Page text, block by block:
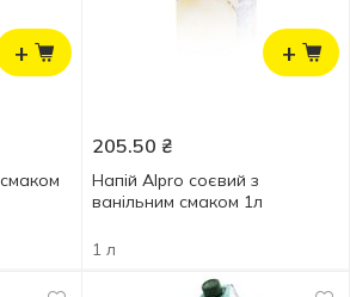
+ +
205.50 ₴
Напій Alpro соєвий з
ванільним смаком 1л
1 л